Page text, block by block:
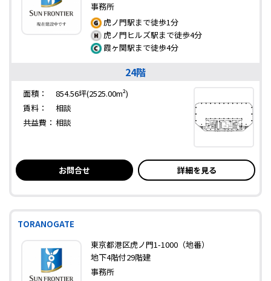
事務所
虎ノ門駅まで徒歩1分
虎ノ門ヒルズ駅まで徒歩4分
霞ヶ関駅まで徒歩4分
24階
面積：
854.56坪(2525.00m²)
賃料：
相談
共益費： 相談
お問合せ 詳細を見る
TORANOGATE
東京都港区虎ノ門1-1000（地番）
地下4階付29階建
事務所